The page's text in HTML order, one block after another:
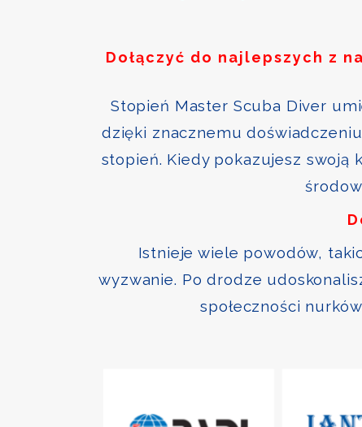
Dołączyć do najlepszych z
Stopień Master Scuba Diver
dzięki znacznemu
stopień. Kiedy pokazujesz swoją
Istnieje wiele powodów,
wyzwanie. Po drodze
społeczności